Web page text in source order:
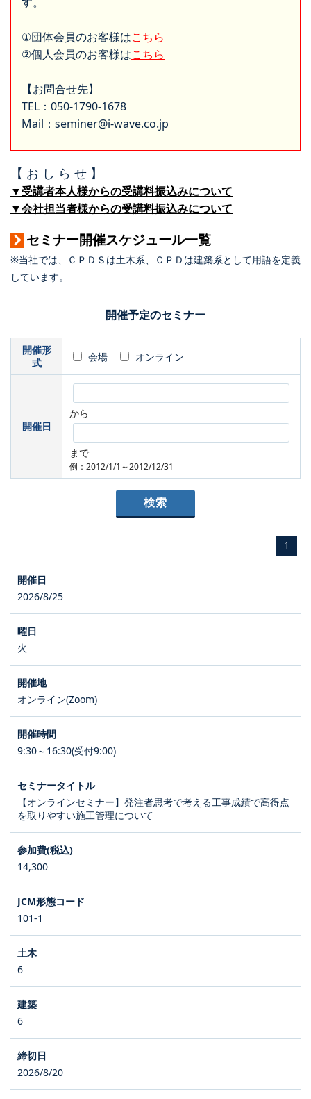
①団体会員のお客様はこちら
②個人会員のお客様はこちら
【お問合せ先】
TEL：050-1790-1678
Mail：seminer@i-wave.co.jp
【 お し ら せ 】
▼受講者本人様からの受講料振込みについて
▼会社担当者様からの受講料振込みについて
セミナー開催スケジュール一覧
※当社では、ＣＰＤＳは土木系、ＣＰＤは建築系として用語を定義
しています。
開催予定のセミナー
開催形
式
会場 オンライン
開催日
から
まで
例：2012/1/1～2012/12/31
1
2026/8/25
火
オンライン(Zoom)
9:30～16:30(受付9:00)
【オンラインセミナー】発注者思考で考える工事成績で高得点
を取りやすい施工管理について
14,300
101-1
6
6
2026/8/20